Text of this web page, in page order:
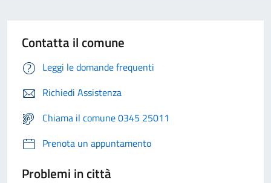
Contatta il comune
Leggi le domande frequenti
Richiedi Assistenza
Chiama il comune 0345 25011
Prenota un appuntamento
Problemi in città